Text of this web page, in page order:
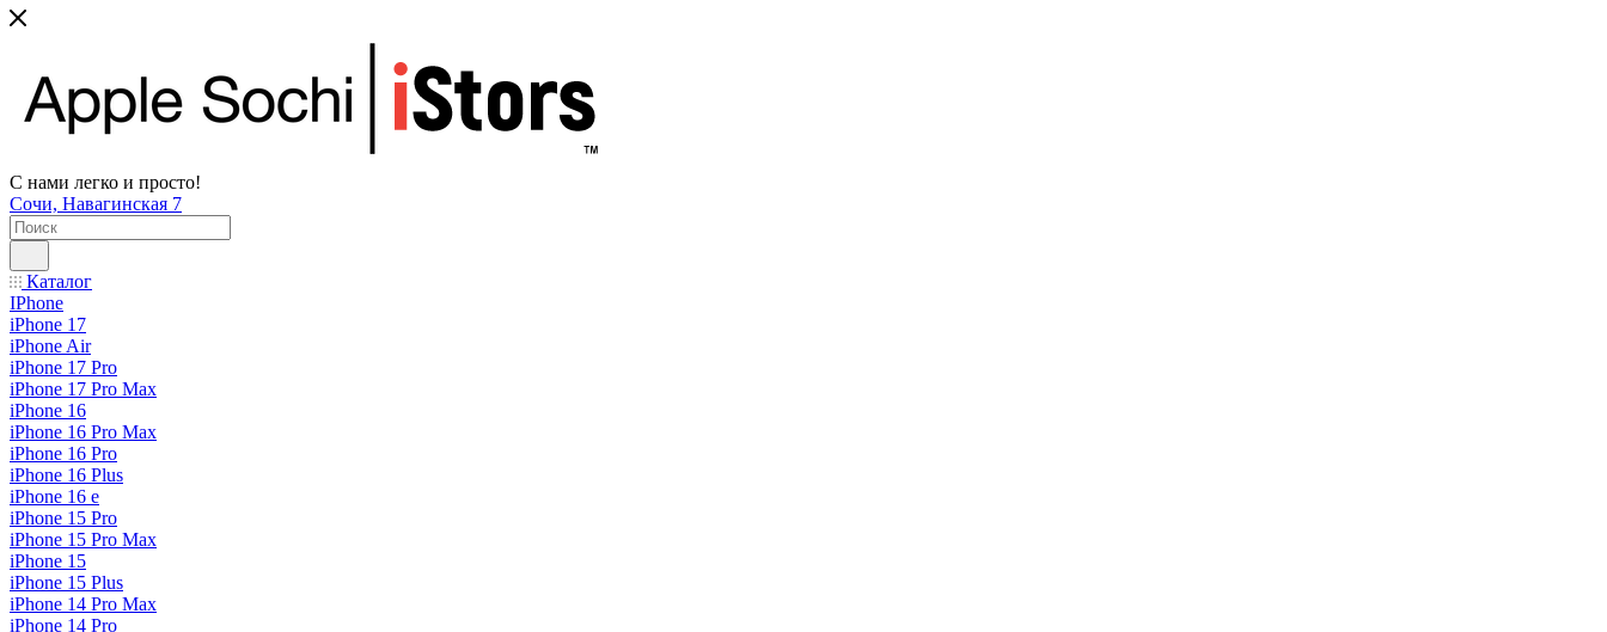
С нами легко и просто!
Сочи, Навагинская 7
Каталог
IPhone
iPhone 17
iPhone Air
iPhone 17 Pro
iPhone 17 Pro Max
iPhone 16
iPhone 16 Pro Max
iPhone 16 Pro
iPhone 16 Plus
iPhone 16 e
iPhone 15 Pro
iPhone 15 Pro Max
iPhone 15
iPhone 15 Plus
iPhone 14 Pro Max
iPhone 14 Pro